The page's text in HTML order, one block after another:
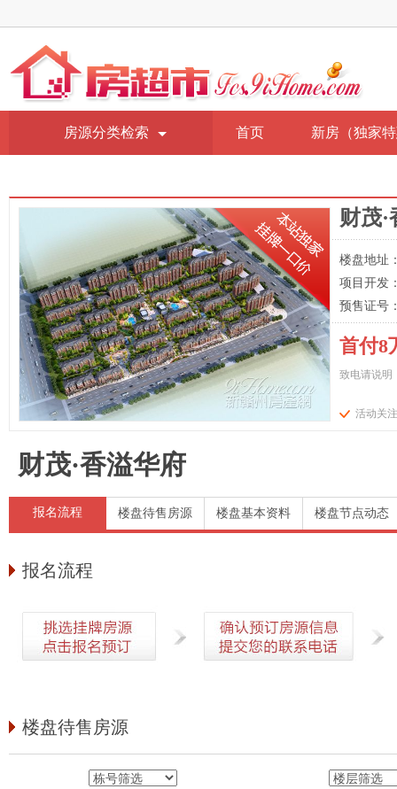
房源分类检索 首页 新房（独家
财茂
楼盘地址
项目开发
预售证号
首付8
致电请说明
活动关
财茂·香溢华府
报名流程 楼盘待售房源 楼盘基本资料 楼盘节点动态
报名流程
楼盘待售房源